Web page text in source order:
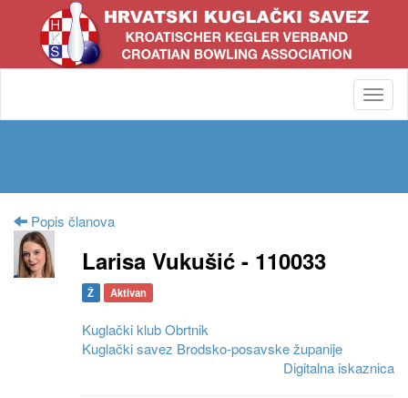
Popis članova
Larisa Vukušić - 110033
Ž Aktivan
Kuglački klub Obrtnik
Kuglački savez Brodsko-posavske županije
Digitalna iskaznica